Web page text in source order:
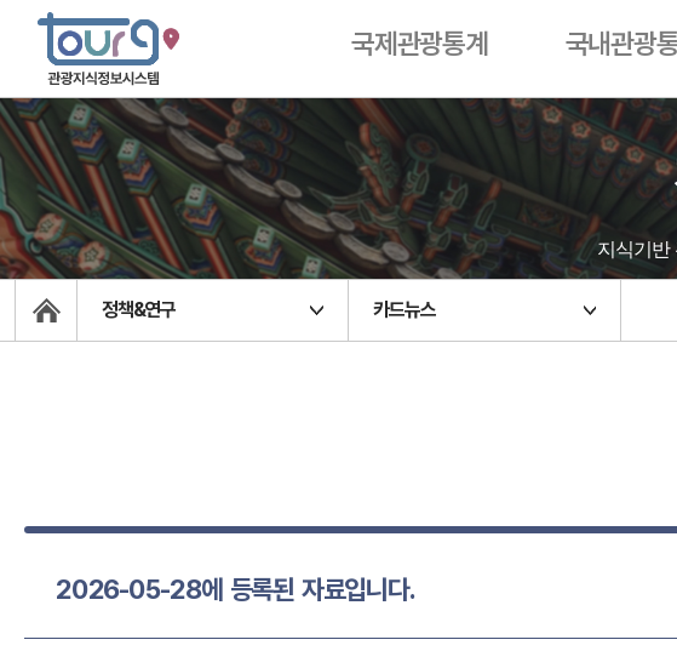
국제관광통계 국내관광
지식기반
정책&연구 카드뉴스
2026-05-28에 등록된 자료입니다.